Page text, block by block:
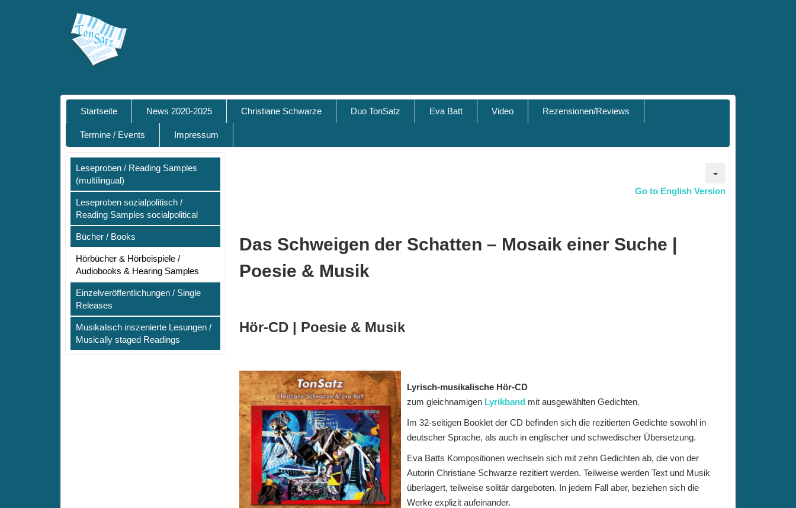
Startseite News 2020-2025 Christiane Schwarze Duo TonSatz Eva Batt Video Rezensionen/Reviews
Termine / Events Impressum
Leseproben / Reading Samples
(multilingual)
Leseproben sozialpolitisch /
Reading Samples socialpolitical
Bücher / Books
Hörbücher & Hörbeispiele /
Audiobooks & Hearing Samples
Einzelveröffentlichungen / Single
Releases
Musikalisch inszenierte Lesungen /
Musically staged Readings
Go to English Version
Das Schweigen der Schatten – Mosaik einer Suche |
Poesie & Musik
Hör-CD | Poesie & Musik
Lyrisch-musikalische Hör-CD
zum gleichnamigen Lyrikband mit ausgewählten Gedichten.
Im 32-seitigen Booklet der CD befinden sich die rezitierten Gedichte sowohl in
deutscher Sprache, als auch in englischer und schwedischer Übersetzung.
Eva Batts Kompositionen wechseln sich mit zehn Gedichten ab, die von der
Autorin Christiane Schwarze rezitiert werden. Teilweise werden Text und Musik
überlagert, teilweise solitär dargeboten. In jedem Fall aber, beziehen sich die
Werke explizit aufeinander.